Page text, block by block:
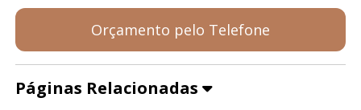
Orçamento pelo Telefone
Páginas Relacionadas